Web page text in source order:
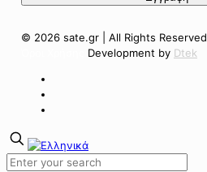
© 2026 sate.gr | All Rights Reserved
Development by Dtek